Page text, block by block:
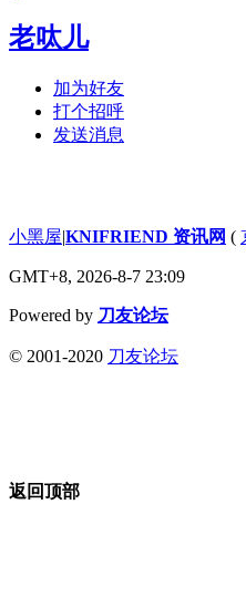
老呔儿
加为好友
打个招呼
发送消息
小黑屋|KNIFRIEND 资讯网 (
GMT+8, 2026-8-7 23:09
Powered by 刀友论坛
© 2001-2020 刀友论坛
返回顶部